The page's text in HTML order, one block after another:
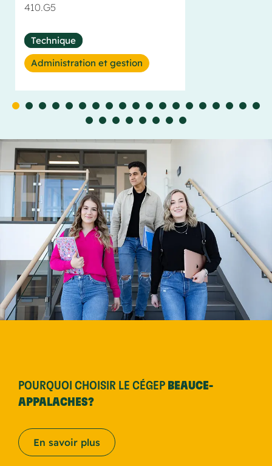
410.G5
Technique
Administration et gestion
POURQUOI CHOISIR LE CÉGEP BEAUCE-
APPALACHES?
En savoir plus